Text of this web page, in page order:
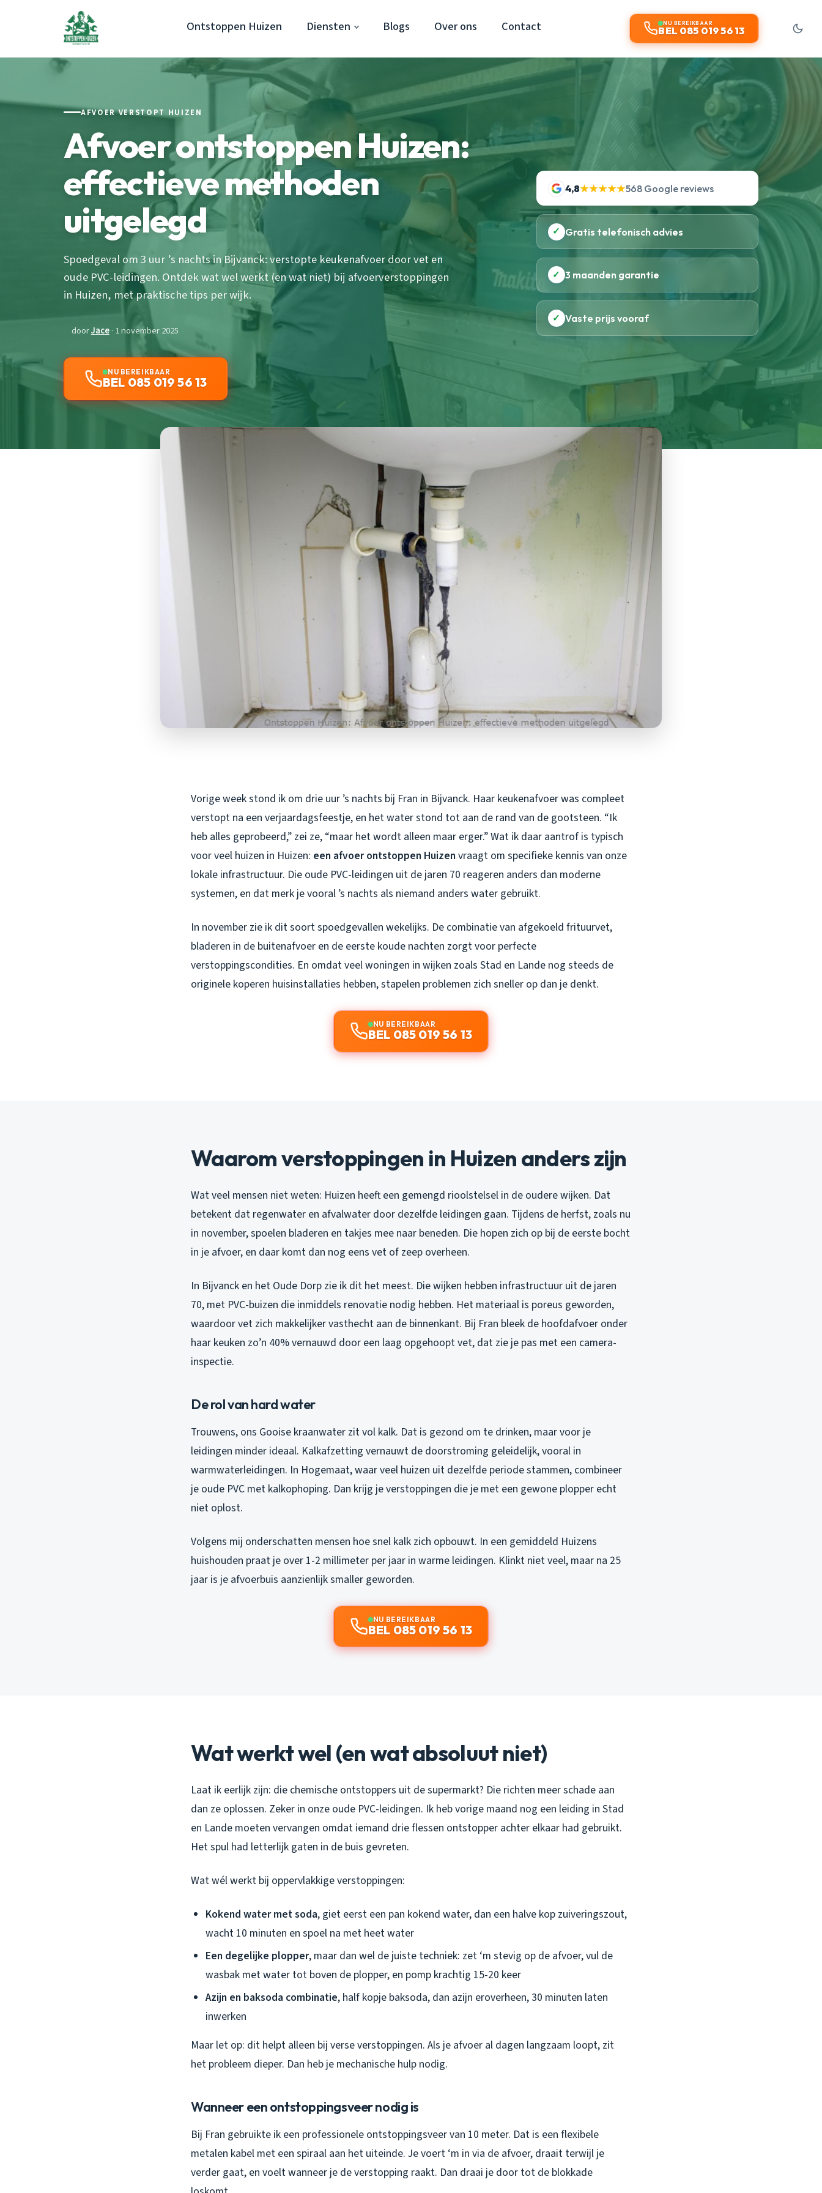
Ontstoppen Huizen Diensten Blogs Over ons Contact NU BEREIKBAAR
BEL 085 019 56 13
AFVOER VERSTOPT HUIZEN
Afvoer ontstoppen Huizen:
effectieve methoden
uitgelegd
Spoedgeval om 3 uur ’s nachts in Bijvanck: verstopte keukenafvoer door vet en
oude PVC-leidingen. Ontdek wat wel werkt (en wat niet) bij afvoerverstoppingen
in Huizen, met praktische tips per wijk.
doorJace· 1 november 2025
NU BEREIKBAAR
BEL 085 019 56 13
4,8★★★★★568 Google reviews
✓ Gratis telefonisch advies
✓ 3 maanden garantie
✓ Vaste prijs vooraf
Vorige week stond ik om drie uur ’s nachts bij Fran in Bijvanck. Haar keukenafvoer was compleet
verstopt na een verjaardagsfeestje, en het water stond tot aan de rand van de gootsteen. “Ik
heb alles geprobeerd,” zei ze, “maar het wordt alleen maar erger.” Wat ik daar aantrof is typisch
voor veel huizen in Huizen: een afvoer ontstoppen Huizen vraagt om specifieke kennis van onze
lokale infrastructuur. Die oude PVC-leidingen uit de jaren 70 reageren anders dan moderne
systemen, en dat merk je vooral ’s nachts als niemand anders water gebruikt.
In november zie ik dit soort spoedgevallen wekelijks. De combinatie van afgekoeld frituurvet,
bladeren in de buitenafvoer en de eerste koude nachten zorgt voor perfecte
verstoppingscondities. En omdat veel woningen in wijken zoals Stad en Lande nog steeds de
originele koperen huisinstallaties hebben, stapelen problemen zich sneller op dan je denkt.
NU BEREIKBAAR
BEL 085 019 56 13
Waarom verstoppingen in Huizen anders zijn
Wat veel mensen niet weten: Huizen heeft een gemengd rioolstelsel in de oudere wijken. Dat
betekent dat regenwater en afvalwater door dezelfde leidingen gaan. Tijdens de herfst, zoals nu
in november, spoelen bladeren en takjes mee naar beneden. Die hopen zich op bij de eerste bocht
in je afvoer, en daar komt dan nog eens vet of zeep overheen.
In Bijvanck en het Oude Dorp zie ik dit het meest. Die wijken hebben infrastructuur uit de jaren
70, met PVC-buizen die inmiddels renovatie nodig hebben. Het materiaal is poreus geworden,
waardoor vet zich makkelijker vasthecht aan de binnenkant. Bij Fran bleek de hoofdafvoer onder
haar keuken zo’n 40% vernauwd door een laag opgehoopt vet, dat zie je pas met een camera-
inspectie.
De rol van hard water
Trouwens, ons Gooise kraanwater zit vol kalk. Dat is gezond om te drinken, maar voor je
leidingen minder ideaal. Kalkafzetting vernauwt de doorstroming geleidelijk, vooral in
warmwaterleidingen. In Hogemaat, waar veel huizen uit dezelfde periode stammen, combineer
je oude PVC met kalkophoping. Dan krijg je verstoppingen die je met een gewone plopper echt
niet oplost.
Volgens mij onderschatten mensen hoe snel kalk zich opbouwt. In een gemiddeld Huizens
huishouden praat je over 1-2 millimeter per jaar in warme leidingen. Klinkt niet veel, maar na 25
jaar is je afvoerbuis aanzienlijk smaller geworden.
NU BEREIKBAAR
BEL 085 019 56 13
Wat werkt wel (en wat absoluut niet)
Laat ik eerlijk zijn: die chemische ontstoppers uit de supermarkt? Die richten meer schade aan
dan ze oplossen. Zeker in onze oude PVC-leidingen. Ik heb vorige maand nog een leiding in Stad
en Lande moeten vervangen omdat iemand drie flessen ontstopper achter elkaar had gebruikt.
Het spul had letterlijk gaten in de buis gevreten.
Wat wél werkt bij oppervlakkige verstoppingen:
Kokend water met soda, giet eerst een pan kokend water, dan een halve kop zuiveringszout,
wacht 10 minuten en spoel na met heet water
Een degelijke plopper, maar dan wel de juiste techniek: zet ‘m stevig op de afvoer, vul de
wasbak met water tot boven de plopper, en pomp krachtig 15-20 keer
Azijn en baksoda combinatie, half kopje baksoda, dan azijn eroverheen, 30 minuten laten
inwerken
Maar let op: dit helpt alleen bij verse verstoppingen. Als je afvoer al dagen langzaam loopt, zit
het probleem dieper. Dan heb je mechanische hulp nodig.
Wanneer een ontstoppingsveer nodig is
Bij Fran gebruikte ik een professionele ontstoppingsveer van 10 meter. Dat is een flexibele
metalen kabel met een spiraal aan het uiteinde. Je voert ‘m in via de afvoer, draait terwijl je
verder gaat, en voelt wanneer je de verstopping raakt. Dan draai je door tot de blokkade